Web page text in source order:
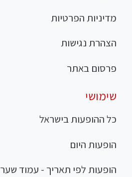
מדיניות הפרטיות
הצהרת נגישות
פרסום באתר
שימושי
כל ההופעות בישראל
הופעות היום
הופעות לפי תאריך - עמוד שער